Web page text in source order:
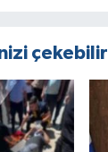
çekebilir